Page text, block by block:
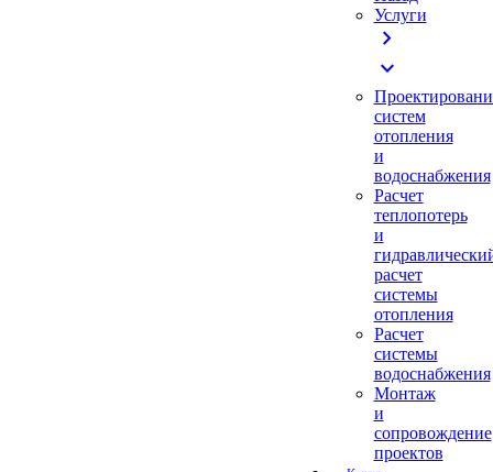
Услуги
chevron_right
expand_more
систем
отопления
и
водоснабжения
Расчет
теплопотерь
и
расчет
системы
отопления
Расчет
системы
водоснабжения
Монтаж
и
сопровождение
проектов